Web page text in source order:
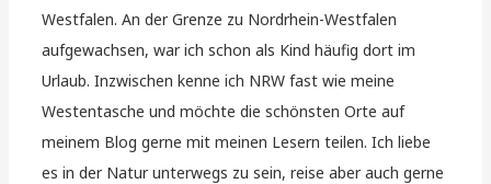
Westfalen. An der Grenze zu Nordrhein-Westfalen
aufgewachsen, war ich schon als Kind häufig dort im
Urlaub. Inzwischen kenne ich NRW fast wie meine
Westentasche und möchte die schönsten Orte auf
meinem Blog gerne mit meinen Lesern teilen. Ich liebe
es in der Natur unterwegs zu sein, reise aber auch gerne